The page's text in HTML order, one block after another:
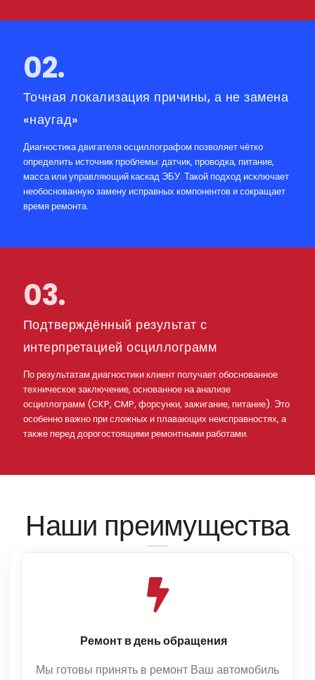
02.
Точная локализация причины, а не замена
«наугад»
Диагностика двигателя осциллографом позволяет чётко
определить источник проблемы: датчик, проводка, питание,
масса или управляющий каскад ЭБУ. Такой подход исключает
необоснованную замену исправных компонентов и сокращает
время ремонта.
03.
Подтверждённый результат с
интерпретацией осциллограмм
По результатам диагностики клиент получает обоснованное
техническое заключение, основанное на анализе
осциллограмм (CKP, CMP, форсунки, зажигание, питание). Это
особенно важно при сложных и плавающих неисправностях, а
также перед дорогостоящими ремонтными работами.
Наши преимущества
Ремонт в день обращения
Мы готовы принять в ремонт Ваш автомобиль